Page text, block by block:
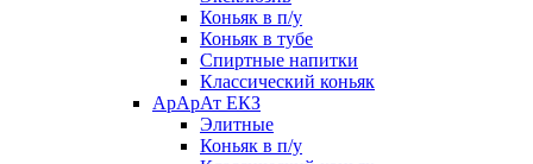
Коньяк в п/у
Коньяк в тубе
Спиртные напитки
Классический коньяк
АрАрАт ЕКЗ
Элитные
Коньяк в п/у